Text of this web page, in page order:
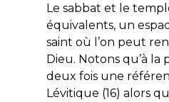
Le sabbat et le
équivalents, un
saint où l’on peut
Dieu. Notons qu’à la
deux fois une
Lévitique (16) alors